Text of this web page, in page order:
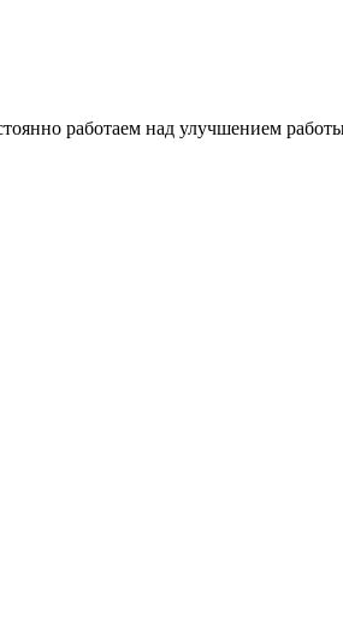
работаем над улучшением